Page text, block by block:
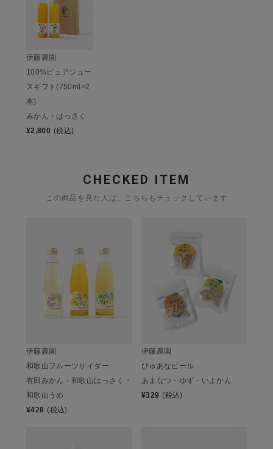
伊藤農園
100%ピュアジュー
スギフト(750ml×2
本)
みかん・はっさく
¥2,800 (税込)
CHECKED ITEM
この商品を見た人は、こちらもチェックしています
伊藤農園
和歌山フルーツサイダー
有田みかん・和歌山はっさく・
和歌山うめ
¥428 (税込)
伊藤農園
ぴゅあなピール
あまなつ・ゆず・いよかん
¥329 (税込)